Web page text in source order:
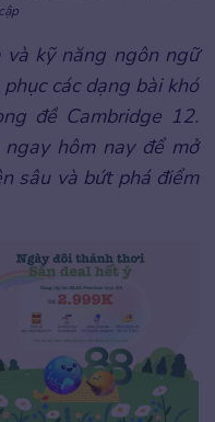
kỹ năng ngôn ngữ
các dạng bài khó
đề Cambridge 12.
hôm nay để mở
sâu và bứt phá điểm